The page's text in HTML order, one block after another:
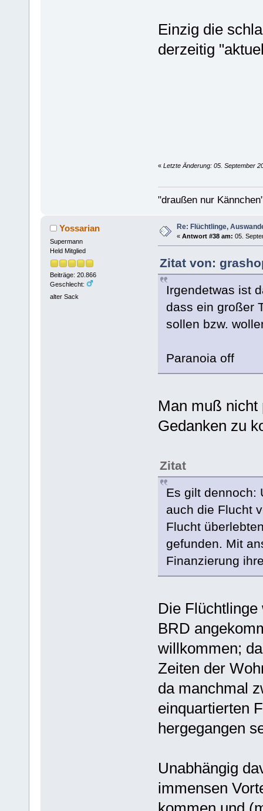
Einzig die
derzeitig
« Letzte Änderung: 05. September
"draußen nur
Yossarian
Supermann
Held Mitglied
Beiträge: 20.866
Geschlecht:
alter Sack
Re: Flüchtlinge,
« Antwort #38 am: 05.
Zitat von:
Irgendetwas ist
dass ein großer
sollen bzw.
Paranoia off
Man muß nicht
Gedanken zu
Zitat
Es gilt dennoch:
auch die Flucht
Flucht
gefunden. Mit
Finanzierung
Die
BRD
willkommen;
Zeiten der
da manchmal
einquartierten
hergegangen
Unabhängig
immensen